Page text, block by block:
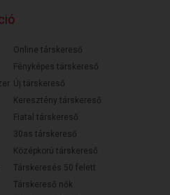
Online társkereső
Fényképes társkereső
Új társkereső
Keresztény társkereső
Fiatal társkereső
30as társkereső
Középkorú társkereső
Társkeresés 50 felett
Társkereső nők